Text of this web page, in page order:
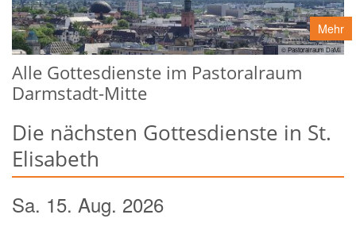
Mehr
© Pastoralraum DaMi
Alle Gottesdienste im Pastoralraum
Darmstadt-Mitte
Die nächsten Gottesdienste in St.
Elisabeth
Sa. 15. Aug. 2026